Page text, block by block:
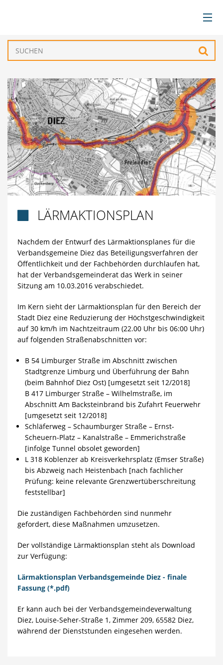
BÜRGERSERVICE
VERWALTUNG
GEMEINDEN
TOURISMUS & FREIZEIT
WIRTSCHAFT
LÄRMAKTIONSPLAN
Nachdem der Entwurf des Lärmaktionsplanes für die
Verbandsgemeine Diez das Beteiligungsverfahren der
Öffentlichkeit und der Fachbehörden durchlaufen hat,
hat der Verbandsgemeinderat das Werk in seiner
Sitzung am 10.03.2016 verabschiedet.
Im Kern sieht der Lärmaktionsplan für den Bereich der
Stadt Diez eine Reduzierung der Höchstgeschwindigkeit
auf 30 km/h im Nachtzeitraum (22.00 Uhr bis 06:00 Uhr)
auf folgenden Straßenabschnitten vor:
B 54 Limburger Straße im Abschnitt zwischen
Stadtgrenze Limburg und Überführung der Bahn
(beim Bahnhof Diez Ost) [umgesetzt seit 12/2018]
B 417 Limburger Straße – Wilhelmstraße, im
Abschnitt Am Backsteinbrand bis Zufahrt Feuerwehr
[umgesetzt seit 12/2018]
Schläferweg – Schaumburger Straße – Ernst-
Scheuern-Platz – Kanalstraße – Emmerichstraße
[infolge Tunnel obsolet geworden]
L 318 Koblenzer ab Kreisverkehrsplatz (Emser Straße)
bis Abzweig nach Heistenbach [nach fachlicher
Prüfung: keine relevante Grenzwertüberschreitung
feststellbar]
Die zuständigen Fachbehörden sind nunmehr
gefordert, diese Maßnahmen umzusetzen.
Der vollständige Lärmaktionsplan steht als Download
zur Verfügung:
Lärmaktionsplan Verbandsgemeinde Diez - finale
Fassung (*.pdf)
Er kann auch bei der Verbandsgemeindeverwaltung
Diez, Louise-Seher-Straße 1, Zimmer 209, 65582 Diez,
während der Dienststunden eingesehen werden.